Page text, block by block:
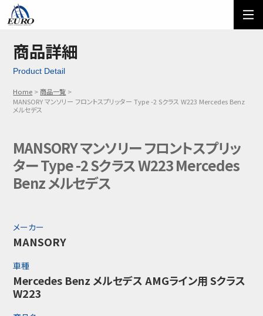
ご利用方法
メール問い合わせ
03-5674-7742
商品詳細
Product Detail
Home
商品一覧
MANSORY マンソリー フロントスプリッター Type -2 Sクラス W223 Mercedes Benz
メルセデス
MANSORY マンソリー フロントスプリッ
ター Type -2 Sクラス W223 Mercedes
Benz メルセデス
メーカー
MANSORY
車種
Mercedes Benz メルセデス AMGライン用 Sクラス
W223